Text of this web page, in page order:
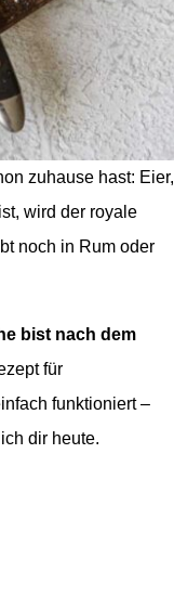
zuhause hast: Eier,
wird der royale
noch in Rum oder
bist nach dem
für
funktioniert –
dir heute.